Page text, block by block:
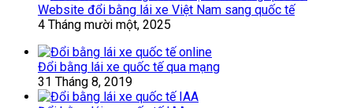
Website đổi bằng lái xe Việt Nam sang quốc tế
4 Tháng mười một, 2025
Đổi bằng lái xe quốc tế qua mạng
31 Tháng 8, 2019